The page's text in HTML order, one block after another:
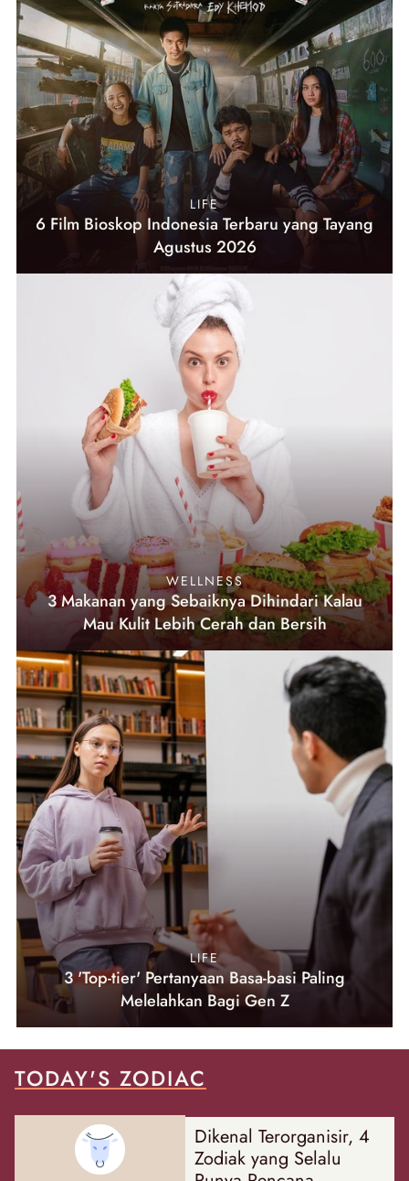
LIFE
6 Film Bioskop Indonesia Terbaru yang Tayang
Agustus 2026
WELLNESS
3 Makanan yang Sebaiknya Dihindari Kalau
Mau Kulit Lebih Cerah dan Bersih
LIFE
3 'Top-tier' Pertanyaan Basa-basi Paling
Melelahkan Bagi Gen Z
TODAY'S ZODIAC
Dikenal Terorganisir, 4
Zodiak yang Selalu